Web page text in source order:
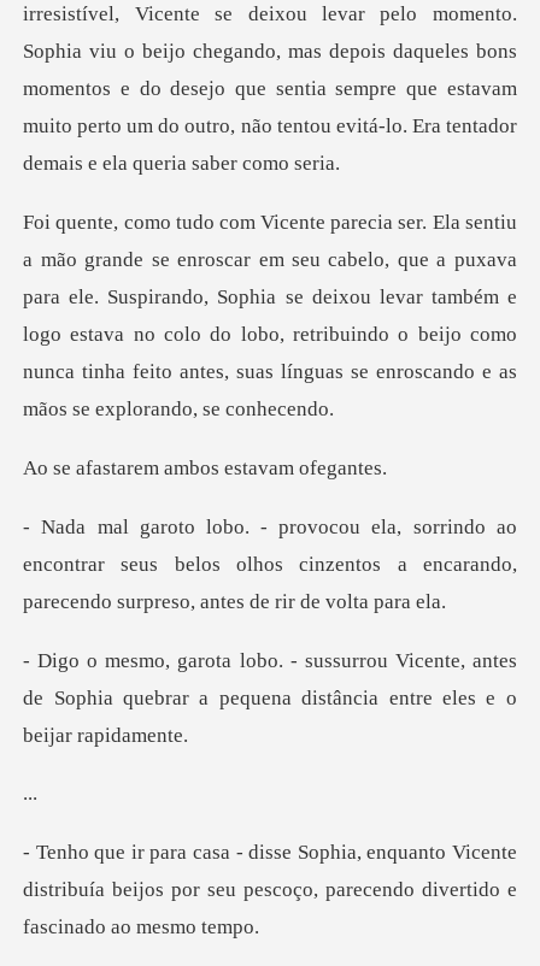
cente se deixou levar pelo momento.
Sophia viu o beijo chegando, mas depois daqueles bons
momentos e do desejo que sen
puxava
para ele. Suspirando, Sophia se deixou levar também e
logo estava no colo do lobo, retribuindo
em ambos esta
encontrar seus belos olhos cinzentos a encarando,
icente, antes
de Sophia quebrar a pequena
.
nto Vicente
distribuía beijos por seu pescoço,